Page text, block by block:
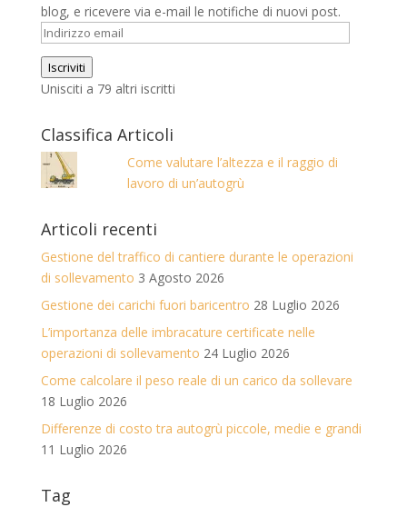
blog, e ricevere via e-mail le notifiche di nuovi post.
Indirizzo
email
Iscriviti
Unisciti a 79 altri iscritti
Classifica Articoli
Come valutare l’altezza e il raggio di
lavoro di un’autogrù
Articoli recenti
Gestione del traffico di cantiere durante le operazioni
di sollevamento 3 Agosto 2026
Gestione dei carichi fuori baricentro 28 Luglio 2026
L’importanza delle imbracature certificate nelle
operazioni di sollevamento 24 Luglio 2026
Come calcolare il peso reale di un carico da sollevare
18 Luglio 2026
Differenze di costo tra autogrù piccole, medie e grandi
11 Luglio 2026
Tag